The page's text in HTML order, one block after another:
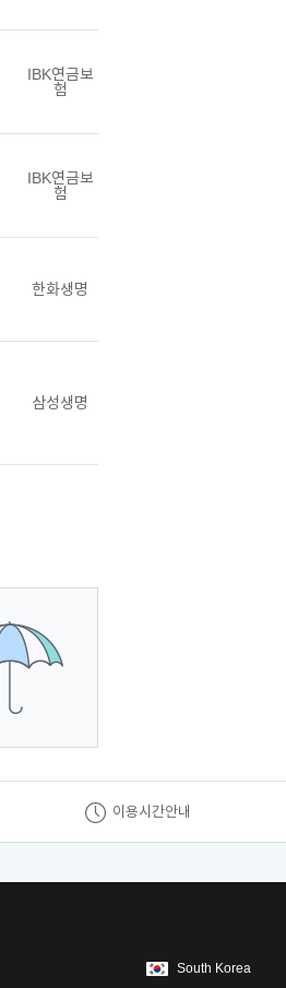
IBK연금보
험
IBK연금보
험
한화생명
삼성생명
이용시간안내
South Korea